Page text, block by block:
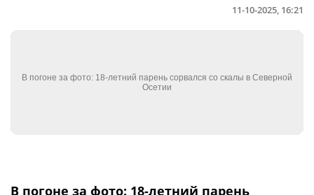
11-10-2025, 16:21
В погоне за фото: 18-летний парень